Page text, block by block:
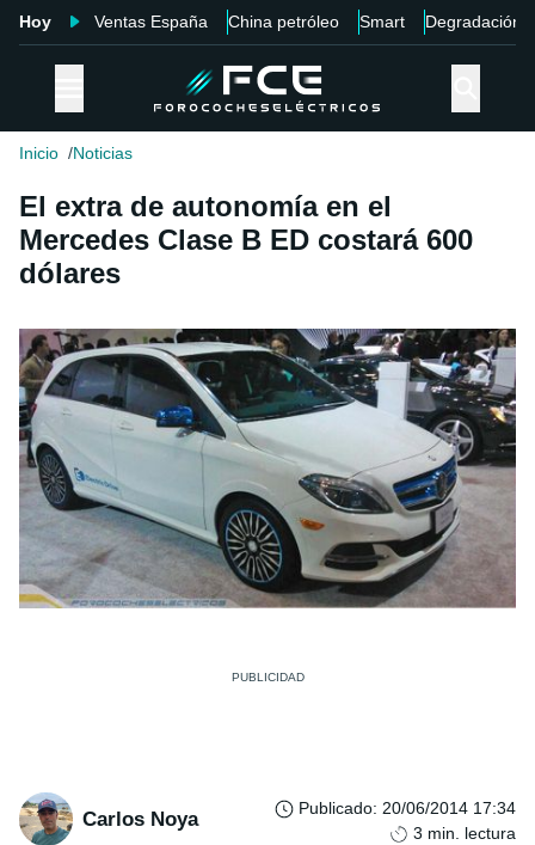
Hoy Ventas España China petróleo Smart Degradación
Inicio Noticias
El extra de autonomía en el
Mercedes Clase B ED costará 600
dólares
Carlos Noya Publicado: 20/06/2014 17:34
3 min. lectura